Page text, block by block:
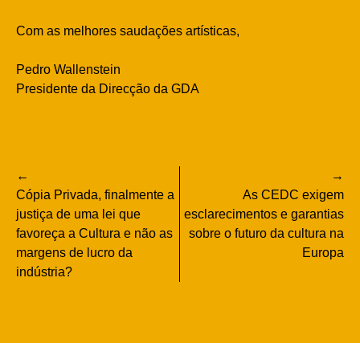
Com as melhores saudações artísticas,
Pedro Wallenstein
Presidente da Direcção da GDA
Navegação
de
artigos
Cópia Privada, finalmente a
justiça de uma lei que
favoreça a Cultura e não as
margens de lucro da
indústria?
As CEDC exigem
esclarecimentos e garantias
sobre o futuro da cultura na
Europa